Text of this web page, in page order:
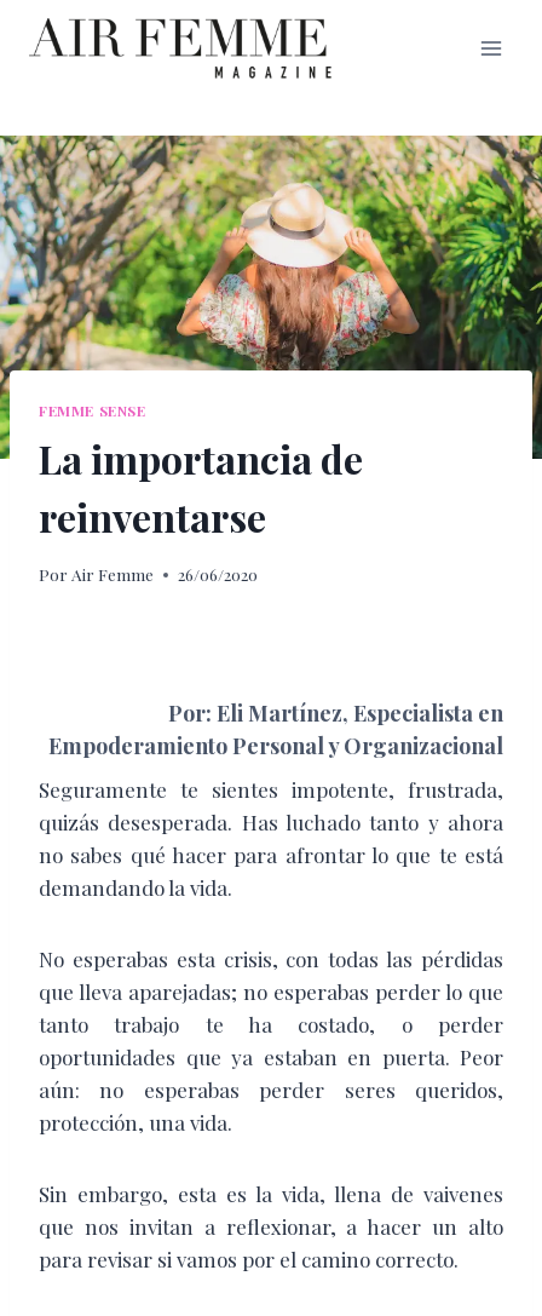
Saltar
FEMME SENSE
La importancia de
reinventarse
Por Air Femme 26/06/2020
Por: Eli Martínez, Especialista en
Empoderamiento Personal y Organizacional
Seguramente te sientes impotente, frustrada,
quizás desesperada. Has luchado tanto y ahora
no sabes qué hacer para afrontar lo que te está
demandando la vida.
No esperabas esta crisis, con todas las pérdidas
que lleva aparejadas; no esperabas perder lo que
tanto trabajo te ha costado, o perder
oportunidades que ya estaban en puerta. Peor
aún: no esperabas perder seres queridos,
protección, una vida.
Sin embargo, esta es la vida, llena de vaivenes
que nos invitan a reflexionar, a hacer un alto
para revisar si vamos por el camino correcto.